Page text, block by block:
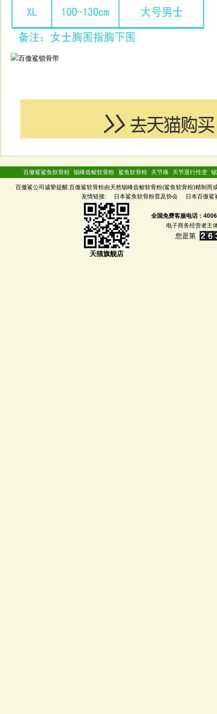
百傲鲨鲨鱼软骨粉 锯峰齿鲛软骨粉 鲨鱼软骨粉 关节痛 关节退行性变
百傲鲨公司诚挚提醒:百傲鲨软骨粉由天然锯峰齿鲛软骨粉(鲨鱼软骨粉)精制而
友情链接:
日本鲨鱼软骨粉普及协会 日本百傲鲨
天猫旗舰店
全国免费客服电话：
电子商务经营者主
您是第